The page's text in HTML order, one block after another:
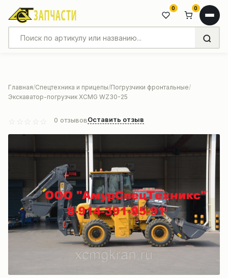
0 0
Главная Спецтехника и прицепы Погрузчики фронтальные
Экскаватор-погрузчик XCMG WZ30-25
0 отзывовОставить отзыв